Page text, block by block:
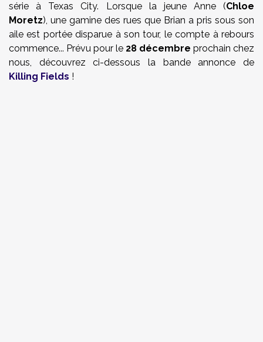
série à Texas City. Lorsque la jeune Anne (Chloe
Moretz), une gamine des rues que Brian a pris sous son
aile est portée disparue à son tour, le compte à rebours
commence... Prévu pour le 28 décembre prochain chez
nous, découvrez ci-dessous la bande annonce de
Killing Fields !